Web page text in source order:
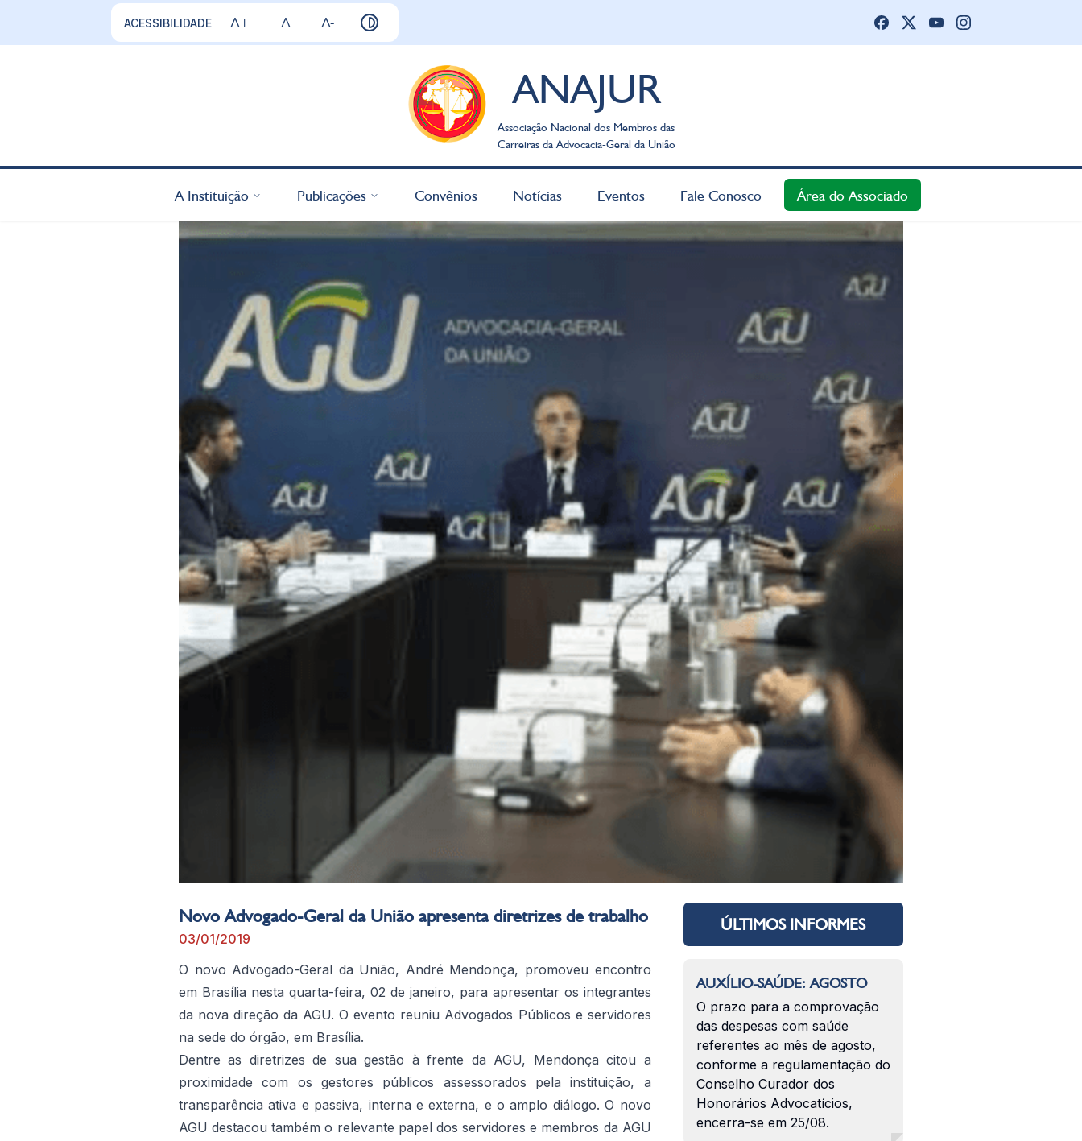
ACESSIBILIDADE A+ A A-
ANAJUR
Associação Nacional dos Membros das
Carreiras da Advocacia-Geral da União
A Instituição Publicações Convênios Notícias Eventos Fale Conosco Área do Associado
Novo Advogado-Geral da União apresenta diretrizes de trabalho
03/01/2019
O novo Advogado-Geral da União, André Mendonça, promoveu encontro
em Brasília nesta quarta-feira, 02 de janeiro, para apresentar os integrantes
da nova direção da AGU. O evento reuniu Advogados Públicos e servidores
na sede do órgão, em Brasília.
Dentre as diretrizes de sua gestão à frente da AGU, Mendonça citou a
proximidade com os gestores públicos assessorados pela instituição, a
transparência ativa e passiva, interna e externa, e o amplo diálogo. O novo
AGU destacou também o relevante papel dos servidores e membros da AGU
ÚLTIMOS INFORMES
AUXÍLIO-SAÚDE: AGOSTO
O prazo para a comprovação
das despesas com saúde
referentes ao mês de agosto,
conforme a regulamentação do
Conselho Curador dos
Honorários Advocatícios,
encerra-se em 25/08.